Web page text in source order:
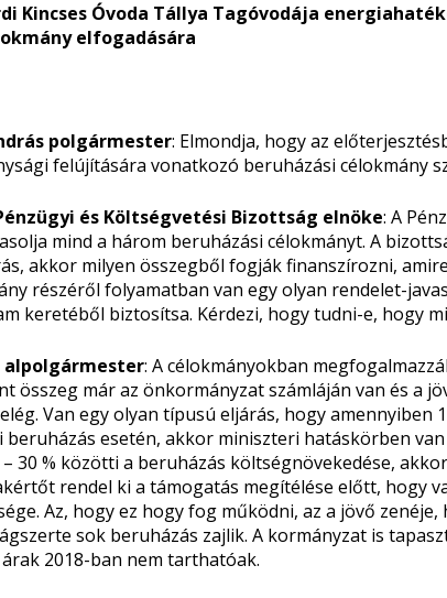
Kincses Óvoda Tállya Tagóvodája
elfogadására
polgármester: Elmondja, hogy az
felújítására vonatkozó beruházási célokmány
és Költségvetési Bizottság elnöke: A
mind a három beruházási célokmányt. A
akkor milyen összegből fogják finanszírozni,
részéről folyamatban van egy olyan rendelet-
keretéből biztosítsa. Kérdezi, hogy tudni-e, hogy
alpolgármester: A célokmányokban
összeg már az önkormányzat számláján van és a
Van egy olyan típusú eljárás, hogy amennyiben
beruházás esetén, akkor miniszteri hatáskörben
30 % közötti a beruházás költségnövekedése,
rendel ki a támogatás megítélése előtt, hogy
Az, hogy ez hogy fog működni, az a jövő
sok beruházás zajlik. A kormányzat is
2018-ban nem tarthatóak.